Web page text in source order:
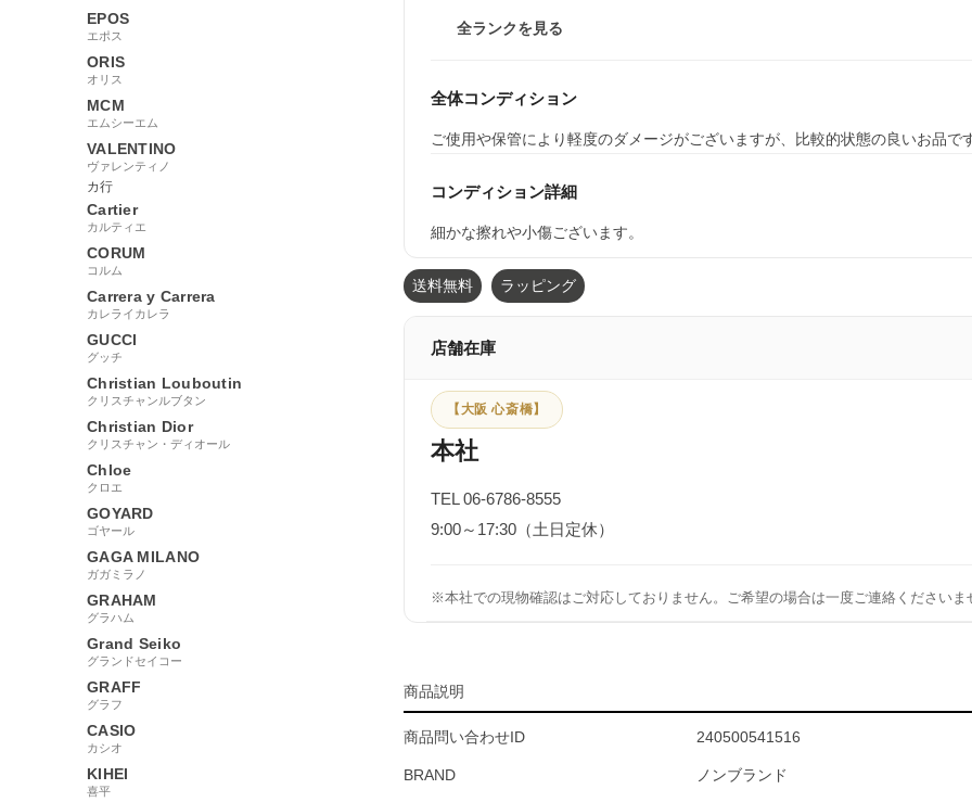
EPOS
エポス
ORIS
オリス
MCM
エムシーエム
VALENTINO
ヴァレンティノ
カ行
Cartier
カルティエ
CORUM
コルム
Carrera y Carrera
カレライカレラ
GUCCI
グッチ
Christian Louboutin
クリスチャンルブタン
Christian Dior
クリスチャン・ディオール
Chloe
クロエ
GOYARD
ゴヤール
GAGA MILANO
ガガミラノ
GRAHAM
グラハム
Grand Seiko
グランドセイコー
GRAFF
グラフ
CASIO
カシオ
KIHEI
喜平
全ランクを見る
全体コンディション
ご使用や保管により軽度のダメージがございますが、比較的状態の良いお品
コンディション詳細
細かな擦れや小傷ございます。
送料無料 ラッピング
店舗在庫
【大阪 心斎橋】
本社
TEL 06-6786-8555
9:00～17:30（土日定休）
※本社での現物確認はご対応しておりません。ご希望の場合は一度ご連絡くださいま
商品説明
商品問い合わせID 240500541516
BRAND ノンブランド